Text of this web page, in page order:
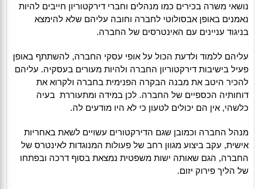
נושאי משרה בכירים כמו מנהלים וחברי דירקטוריון חייבים להיות
נאמנים באופן אבסולוטי לחברה וחובה עליהם שלא להימצא
בניגוד עניינים עם האינטרסים של החברה.
עליהם ללמוד ולדעת הכול על אופי עסקי החברה, להשתתף באופן
פעיל בישיבות דירקטוריון החברה ולהיות מעורים בעסקיה. עליהם
להכיר היטב את מבנה הבקרה הפנימית בחברה ולקרוא את
דוחותיה הכספיים של החברה. לכן במידה ומתעוררת בעיה
כלשהי, אין הם יכולים לטעון כי לא היו מודעים לה.
מנהל החברה וכמובן שגם הדירקטורים עשויים לשאת באחריות
אישית, עקב ביצוע מגוון רחב של פעולות המנוגדות לאינטרס של
החברה, הגם שאותה ישות משפטית נמצאת בסוף דרכה ובפתחו
של הליך פירוק יזום.